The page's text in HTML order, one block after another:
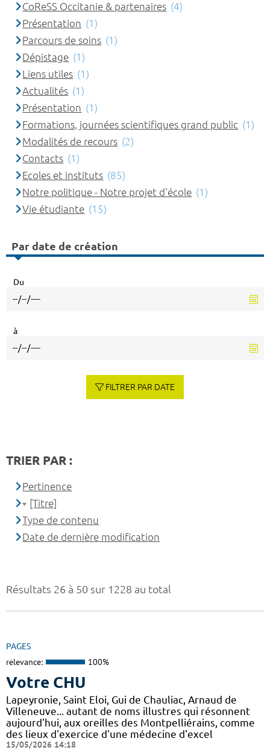
Résultats 26 à 50 sur 1228 au total
PAGES
relevance: 100%
Votre CHU
Lapeyronie, Saint Eloi, Gui de Chauliac, Arnaud de
Villeneuve... autant de noms illustres qui résonnent
aujourd'hui, aux oreilles des Montpelliérains, comme
des lieux d'exercice d'une médecine d'excel
15/05/2026 14:18
CoReSS Occitanie & partenaires (4)
Présentation (1)
Parcours de soins (1)
Dépistage (1)
Liens utiles (1)
Actualités (1)
Présentation (1)
Formations, journées scientifiques grand public (1)
Modalités de recours (2)
Contacts (1)
Ecoles et instituts (85)
Notre politique - Notre projet d'école (1)
Vie étudiante (15)
Par date de création
Du
à
FILTRER PAR DATE
TRIER PAR :
Pertinence
[Titre]
Type de contenu
Date de dernière modification